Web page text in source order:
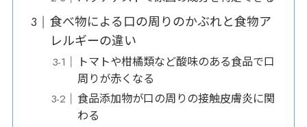
食べ物による口の周りのかぶれと食物ア
レルギーの違い
トマトや柑橘類など酸味のある食品で口
周りが赤くなる
食品添加物が口の周りの接触皮膚炎に関
わる